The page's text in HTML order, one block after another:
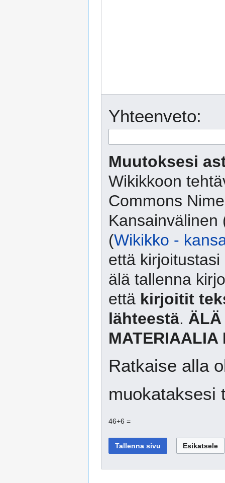
Yhteenveto:
Muutoksesi
Wikikkoon
Commons
Kansainvälinen
(Wikikko -
että
älä tallenna
että kirjoitit
lähteestä. ÄLÄ
MATERIAALIA
Ratkaise alla
muokataksesi
46+6 =